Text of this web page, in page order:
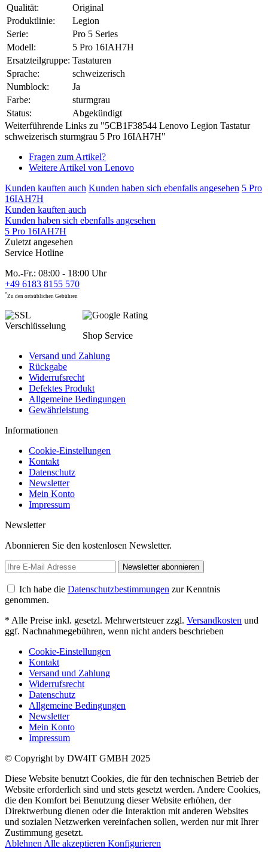
Qualität:
Original
Produktlinie:
Legion
Serie:
Pro 5 Series
Modell:
5 Pro 16IAH7H
Ersatzteilgruppe: Tastaturen
Sprache:
schweizerisch
Numblock:
Ja
Farbe:
sturmgrau
Status:
Abgekündigt
Weiterführende Links zu "5CB1F38544 Lenovo Legion Tastatur
schweizerisch sturmgrau 5 Pro 16IAH7H"
Fragen zum Artikel?
Weitere Artikel von Lenovo
Kunden kauften auch Kunden haben sich ebenfalls angesehen 5 Pro
16IAH7H
Kunden kauften auch
Kunden haben sich ebenfalls angesehen
5 Pro 16IAH7H
Zuletzt angesehen
Service Hotline
Mo.-Fr.: 08:00 - 18:00 Uhr
+49 6183 8155 570
*Zu den ortsüblichen Gebühren
Shop Service
Versand und Zahlung
Rückgabe
Widerrufsrecht
Defektes Produkt
Allgemeine Bedingungen
Gewährleistung
Informationen
Cookie-Einstellungen
Kontakt
Datenschutz
Newsletter
Mein Konto
Impressum
Newsletter
Abonnieren Sie den kostenlosen Newsletter.
Newsletter abonnieren
Ich habe die Datenschutzbestimmungen zur Kenntnis
genommen.
* Alle Preise inkl. gesetzl. Mehrwertsteuer zzgl. Versandkosten und
ggf. Nachnahmegebühren, wenn nicht anders beschrieben
Cookie-Einstellungen
Kontakt
Versand und Zahlung
Widerrufsrecht
Datenschutz
Allgemeine Bedingungen
Newsletter
Mein Konto
Impressum
© Copyright by DW4IT GMBH 2025
Diese Website benutzt Cookies, die für den technischen Betrieb der
Website erforderlich sind und stets gesetzt werden. Andere Cookies,
die den Komfort bei Benutzung dieser Website erhöhen, der
Direktwerbung dienen oder die Interaktion mit anderen Websites
und sozialen Netzwerken vereinfachen sollen, werden nur mit Ihrer
Zustimmung gesetzt.
Ablehnen Alle akzeptieren Konfigurieren